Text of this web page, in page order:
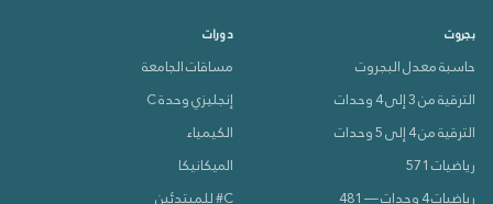
بجروت
حاسبة معدل البجروت
الترقية من 3 إلى 4 وحدات
الترقية من 4 إلى 5 وحدات
رياضيات 571
رياضيات 4 وحدات — 481
دورات
مساقات الجامعة
إنجليزي وحدة C
الكيمياء
الميكانيكا
C# للمبتدئين